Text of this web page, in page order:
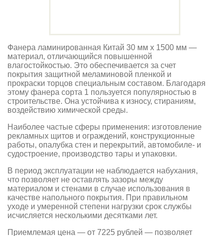
Фанера ламинированная Китай 30 мм х 1500 мм —
материал, отличающийся повышенной
влагостойкостью. Это обеспечивается за счет
покрытия защитной меламиновой пленкой и
прокраски торцов специальным составом. Благодаря
этому фанера сорта 1 пользуется популярностью в
строительстве. Она устойчива к износу, стираниям,
воздействию химической среды.
Наиболее частые сферы применения: изготовление
рекламных щитов и ограждений, конструкционные
работы, опалубка стен и перекрытий, автомобиле- и
судостроение, производство тары и упаковки.
В период эксплуатации не наблюдается набухания,
что позволяет не оставлять зазоры между
материалом и стенами в случае использования в
качестве напольного покрытия. При правильном
уходе и умеренной степени нагрузки срок службы
исчисляется несколькими десятками лет.
Приемлемая цена — от 7225 рублей — позволяет